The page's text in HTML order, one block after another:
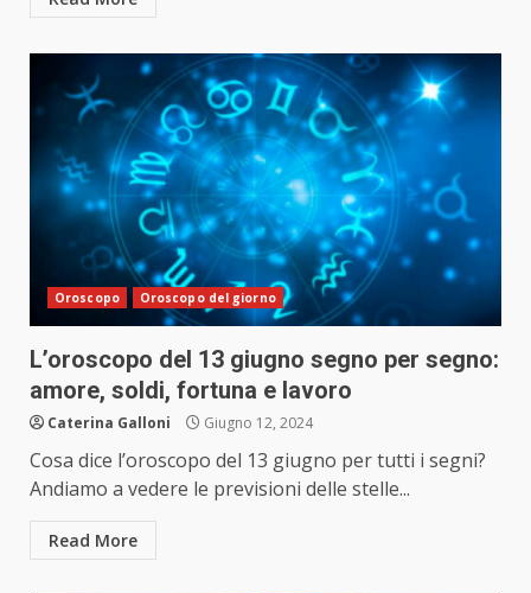
Oroscopo Oroscopo del giorno
L’oroscopo del 13 giugno segno per segno:
amore, soldi, fortuna e lavoro
Caterina Galloni Giugno 12, 2024
Cosa dice l’oroscopo del 13 giugno per tutti i segni?
Andiamo a vedere le previsioni delle stelle...
Read More